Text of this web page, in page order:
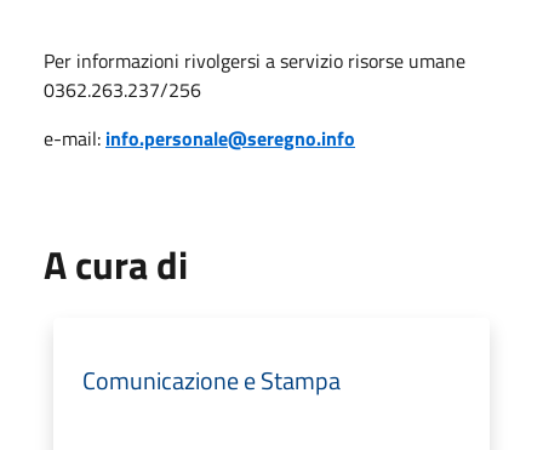
Per informazioni rivolgersi a servizio risorse umane
0362.263.237/256
e-mail: info.personale@seregno.info
A cura di
Comunicazione e Stampa